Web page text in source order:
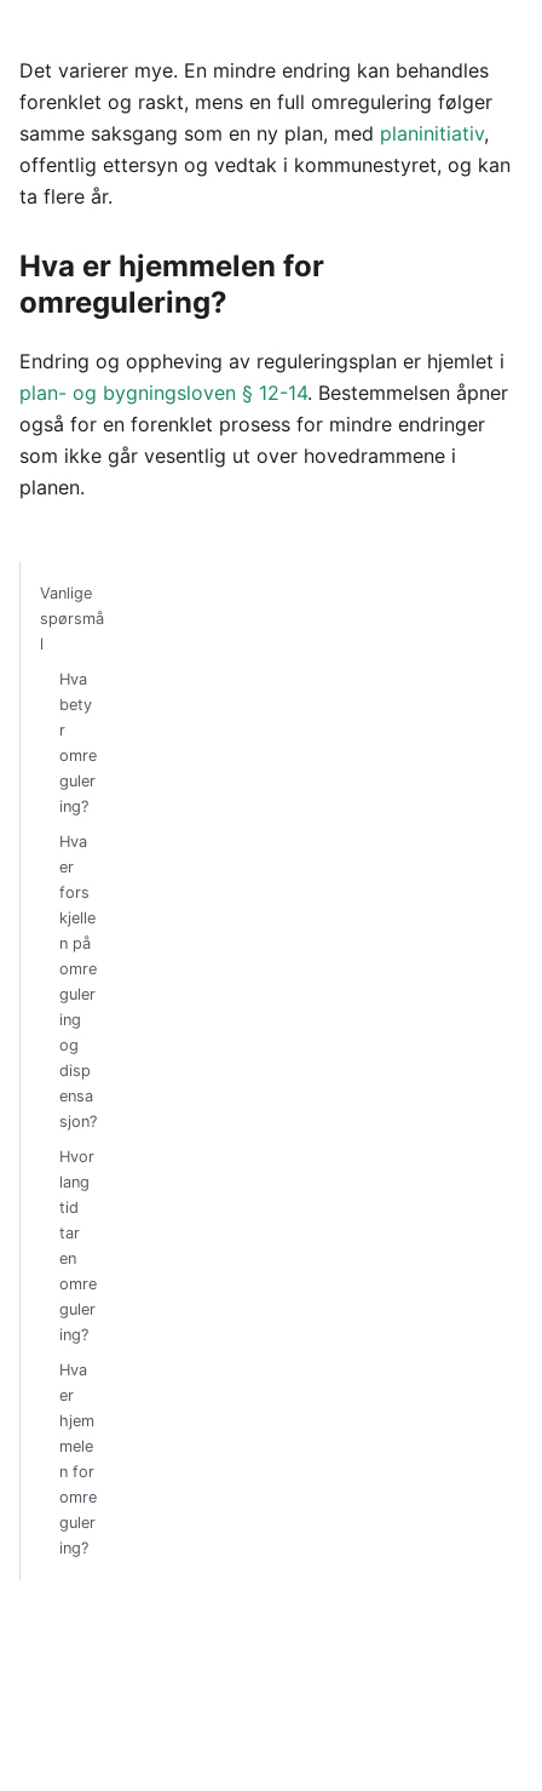
Det varierer mye. En mindre endring kan behandles
forenklet og raskt, mens en full omregulering følger
samme saksgang som en ny plan, med planinitiativ,
offentlig ettersyn og vedtak i kommunestyret, og kan
ta flere år.
Hva er hjemmelen for
omregulering?
Endring og oppheving av reguleringsplan er hjemlet i
plan- og bygningsloven § 12-14. Bestemmelsen åpner
også for en forenklet prosess for mindre endringer
som ikke går vesentlig ut over hovedrammene i
planen.
Vanlige
spørsmå
l
Hva
bety
r
omre
guler
ing?
Hva
er
fors
kjelle
n på
omre
guler
ing
og
disp
ensa
sjon?
Hvor
lang
tid
tar
en
omre
guler
ing?
Hva
er
hjem
mele
n for
omre
guler
ing?